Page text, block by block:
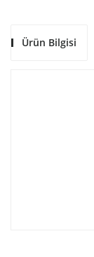
Ürün Bilgisi